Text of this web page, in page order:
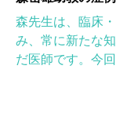
森先生は、臨床
み、常に新たな
だ医師です。今